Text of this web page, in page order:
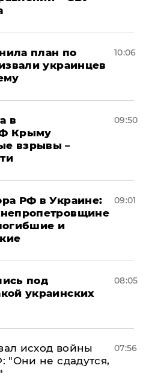
план по
украинцев
10:06
в
Крыму
взрывы –
09:50
РФ в Украине:
и
09:01
под
украинских
08:05
исход войны
"Они не сдадутся,
07:56